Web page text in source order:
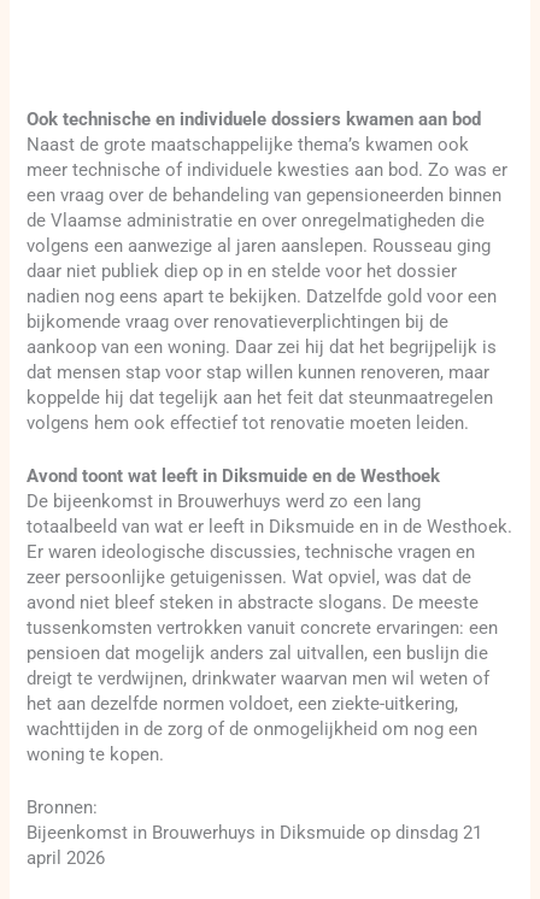
Ook technische en individuele dossiers kwamen aan bod
Naast de grote maatschappelijke thema’s kwamen ook
meer technische of individuele kwesties aan bod. Zo was er
een vraag over de behandeling van gepensioneerden binnen
de Vlaamse administratie en over onregelmatigheden die
volgens een aanwezige al jaren aanslepen. Rousseau ging
daar niet publiek diep op in en stelde voor het dossier
nadien nog eens apart te bekijken. Datzelfde gold voor een
bijkomende vraag over renovatieverplichtingen bij de
aankoop van een woning. Daar zei hij dat het begrijpelijk is
dat mensen stap voor stap willen kunnen renoveren, maar
koppelde hij dat tegelijk aan het feit dat steunmaatregelen
volgens hem ook effectief tot renovatie moeten leiden.
Avond toont wat leeft in Diksmuide en de Westhoek
De bijeenkomst in Brouwerhuys werd zo een lang
totaalbeeld van wat er leeft in Diksmuide en in de Westhoek.
Er waren ideologische discussies, technische vragen en
zeer persoonlijke getuigenissen. Wat opviel, was dat de
avond niet bleef steken in abstracte slogans. De meeste
tussenkomsten vertrokken vanuit concrete ervaringen: een
pensioen dat mogelijk anders zal uitvallen, een buslijn die
dreigt te verdwijnen, drinkwater waarvan men wil weten of
het aan dezelfde normen voldoet, een ziekte-uitkering,
wachttijden in de zorg of de onmogelijkheid om nog een
woning te kopen.
Bronnen:
Bijeenkomst in Brouwerhuys in Diksmuide op dinsdag 21
april 2026